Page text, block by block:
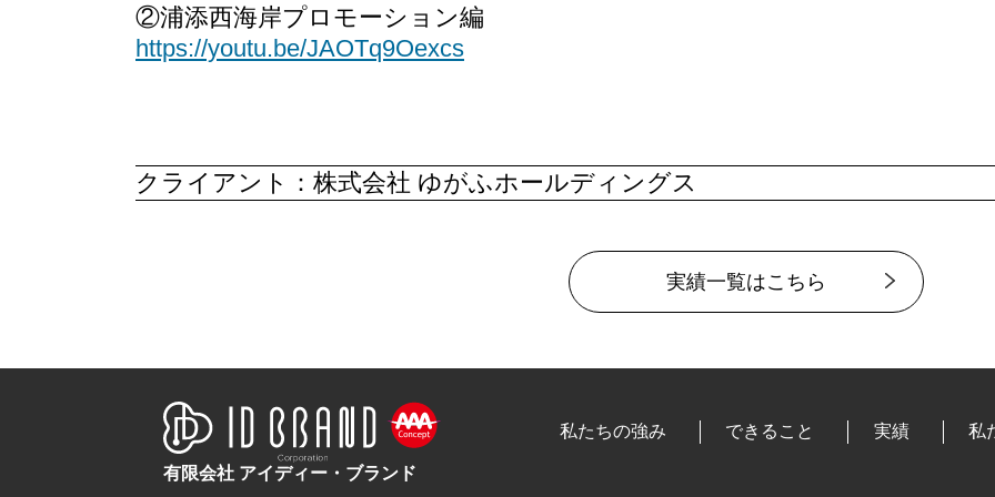
②浦添西海岸プロモーション編
https://youtu.be/JAOTq9Oexcs
クライアント：株式会社 ゆがふホールディングス
実績一覧はこちら
私たちの強み できること 実績 私
有限会社 アイディー・ブランド